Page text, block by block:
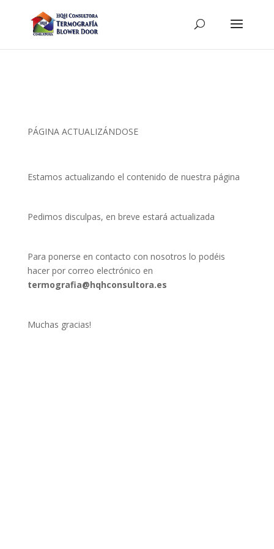
PÁGINA ACTUALIZÁNDOSE
Estamos actualizando el contenido de nuestra página
Pedimos disculpas, en breve estará actualizada
Para ponerse en contacto con nosotros lo podéis
hacer por correo electrónico en
termografia@hqhconsultora.es
Muchas gracias!